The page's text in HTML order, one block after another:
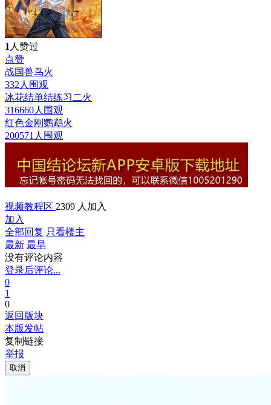
1 人赞过
点赞
战国兽鸟火
332人围观
冰花结单结练习二火
316660人围观
红色金刚鹦鹉火
200571人围观
视频教程区 2309 人加入
加入
全部回复 只看楼主
最新 最早
没有评论内容
登录后评论...
0
1
0
返回版块
本版发帖
复制链接
举报
取消